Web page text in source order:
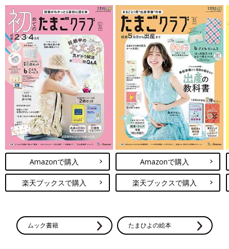
テーブルなどの角に頭をぶつけて、頭やおでこを切ってしまうこ
ともあります。家具の角にはクッション性のある事故防止グッズ
をつけるなどしておきましょう。
ねこや犬など動物にひっかかれる
Amazonで購入
楽天ブックスで購入
Amazonで購入
楽天ブックスで購入
ムック書籍 たまひよの絵本